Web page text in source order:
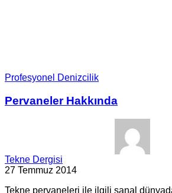
Profesyonel Denizcilik
Pervaneler Hakkında
Tekne Dergisi
27 Temmuz 2014
Tekne pervaneleri ile ilgili sanal